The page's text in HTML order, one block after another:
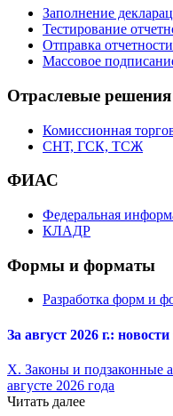
Заполнение
Тестирование
Отправка отчетности
Массовое
Отраслевые решения
Комиссионная
СНТ, ГСК, ТСЖ
ФИАС
Федеральная
КЛАДР
Формы и форматы
Разработка форм и
За август 2026 г.:
X. Законы и подзаконные
августе 2026 года
Читать далее